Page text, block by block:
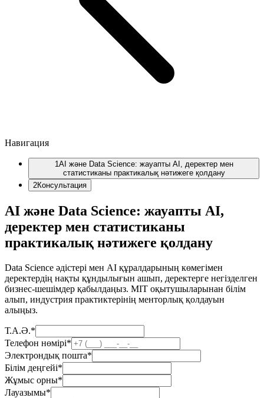
Навигация
1AI және Data Science: жауапты AI, деректер мен
статистиканы практикалық нәтижеге қолдану
2Консультация
AI және Data Science: жауапты AI,
деректер мен статистиканы
практикалық нәтижеге қолдану
Data Science әдістері мен AI құралдарының көмегімен
деректердің нақты құндылығын ашып, деректерге негізделген
бизнес-шешімдер қабылдаңыз. MIT оқытушыларынан білім
алып, индустрия практиктерінің менторлық қолдауын
алыңыз.
Т.А.Ә.*
Телефон нөмірі*
Электрондық пошта*
Білім деңгейі*
Жұмыс орны*
Лауазымы*